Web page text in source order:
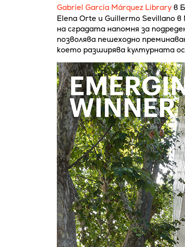
Gabriel García Márquez Libraryв
Elena Orte и Guillermo Sevillano
на сградата напомня за
позволява пешеходно
което разширява културната